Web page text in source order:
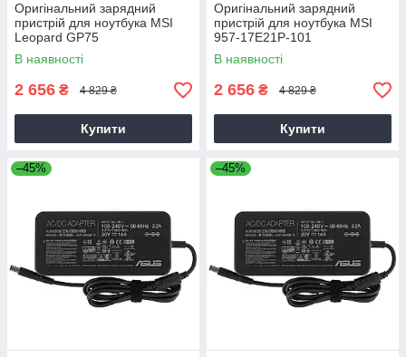
Оригінальний зарядний
пристрій для ноутбука MSI
Leopard GP75
В наявності
2 656 ₴ 4 829 ₴
Купити
Оригінальний зарядний
пристрій для ноутбука MSI
957-17E21P-101
В наявності
2 656 ₴ 4 829 ₴
Купити
–45% –45%